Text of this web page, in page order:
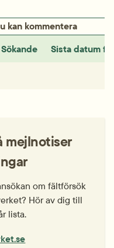
kan kommentera
Sökande Sista datum
mejlnotiser
om fältförsök
Hör av dig till
lista.